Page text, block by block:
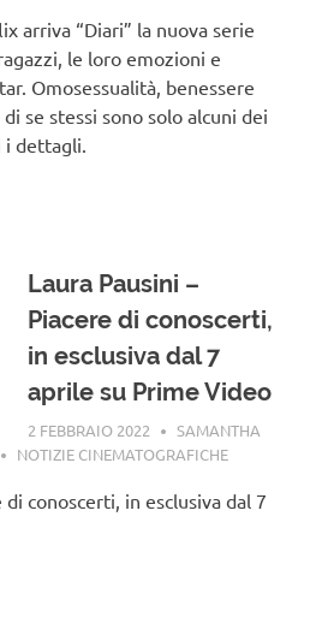
arriva “Diari” la nuova serie
le loro emozioni e
Omosessualità, benessere
se stessi sono solo alcuni dei
dettagli.
Laura Pausini –
Piacere di conoscerti,
in esclusiva dal 7
aprile su Prime Video
2 FEBBRAIO 2022
SAMANTHA
NOTIZIE CINEMATOGRAFICHE
di conoscerti, in esclusiva dal 7